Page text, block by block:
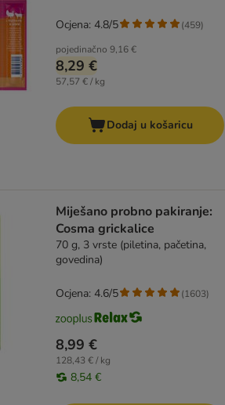
pojedinačno 9,16 €
8,29 €
57,57 € / kg
Ocjena: 4.8/5 (459)
Dodaj u košaricu
Miješano probno pakiranje:
Cosma grickalice
70 g, 3 vrste (piletina, pačetina,
govedina)
8,99 €
128,43 € / kg
8,54 €
Ocjena: 4.6/5 (1603)